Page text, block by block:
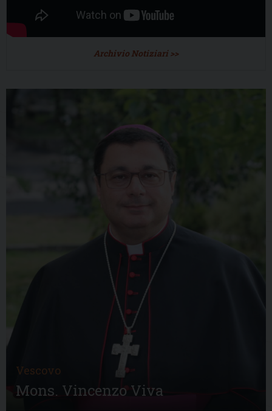
Archivio Notiziari >>
Vescovo
Mons. Vincenzo Viva